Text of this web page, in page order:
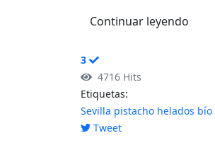
Continuar leyendo
3
4716 Hits
Etiquetas:
Sevilla pistacho helados bío
Tweet